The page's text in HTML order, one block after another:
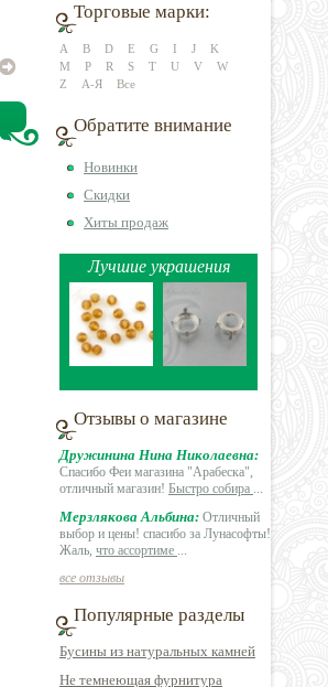
Торговые марки:
A B D E G I J
K
M
P R S T U V
W
Z
А-Я Все
Обратите внимание
Новинки
Скидки
Хиты продаж
Лучшие украшения
Отзывы о магазине
Дружинина Нина Николаевна:
Спасибо Феи магазина "Арабеска",
отличный магазин! Быстро собира ...
Мерзлякова Альбина: Отличный
выбор и цены! спасибо за Лунасофты!
Жаль, что ассортиме ...
все отзывы
Популярные разделы
Бусины из натуральных камней
Не темнеющая фурнитура